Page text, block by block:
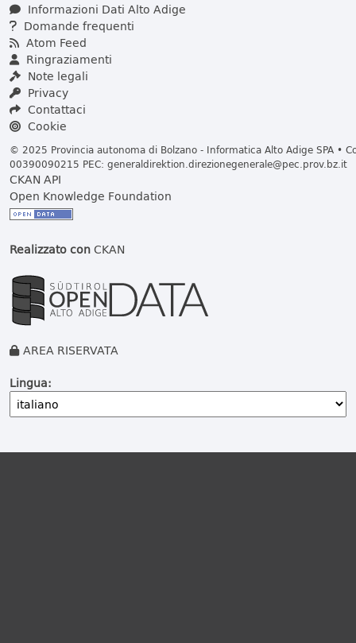
Informazioni Dati Alto Adige
Domande frequenti
Atom Feed
Ringraziamenti
Note legali
Privacy
Contattaci
Cookie
© 2025 Provincia autonoma di Bolzano - Informatica Alto Adige SPA •
00390090215 PEC: generaldirektion.direzionegenerale@pec.prov.bz.it
CKAN API
Open Knowledge Foundation
Realizzato conCKAN
AREA RISERVATA
Lingua